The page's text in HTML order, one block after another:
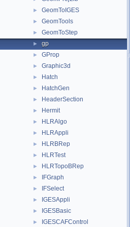
► GeomToIGES
► GeomTools
► GeomToStep
► gp
► GProp
► Graphic3d
► Hatch
► HatchGen
► HeaderSection
► Hermit
► HLRAlgo
► HLRAppli
► HLRBRep
► HLRTest
► HLRTopoBRep
► IFGraph
► IFSelect
► IGESAppli
► IGESBasic
► IGESCAFControl